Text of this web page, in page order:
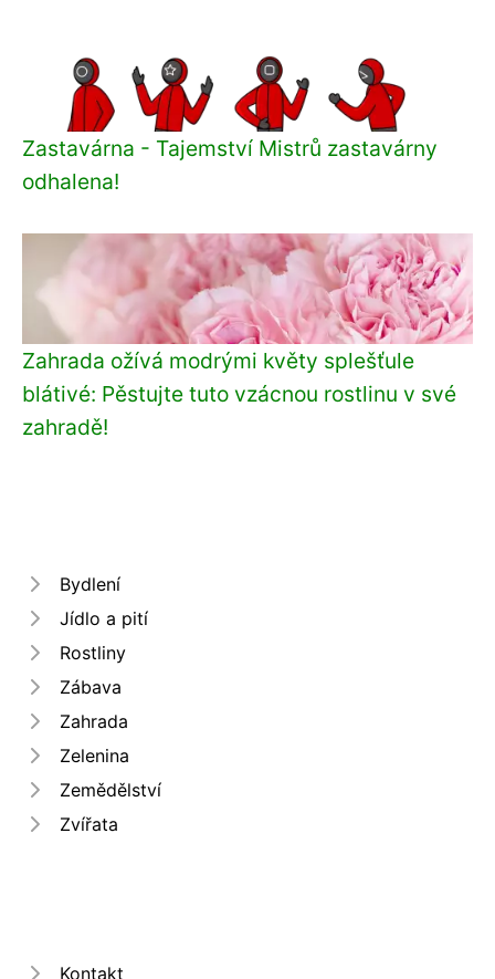
Zastavárna - Tajemství Mistrů zastavárny
odhalena!
Zahrada ožívá modrými květy splešťule
blátivé: Pěstujte tuto vzácnou rostlinu v své
zahradě!
Bydlení
Jídlo a pití
Rostliny
Zábava
Zahrada
Zelenina
Zemědělství
Zvířata
Kontakt